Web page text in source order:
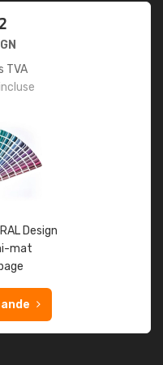
TVA
Design
mat